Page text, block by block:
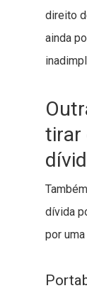
direito
ainda
tirar
dívida
por